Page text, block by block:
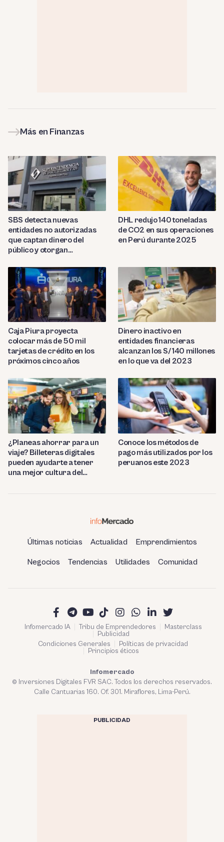
Más en Finanzas
SBS detecta nuevas
entidades no autorizadas
que captan dinero del
público y otorgan
DHL redujo 140 toneladas
de CO2 en sus operaciones
en Perú durante 2025
Caja Piura proyecta
colocar más de 50 mil
tarjetas de crédito en los
próximos cinco años
Dinero inactivo en
entidades financieras
alcanzan los S/ 140 millones
en lo que va del 2023
¿Planeas ahorrar para un
viaje? Billeteras digitales
pueden ayudarte a tener
una mejor cultura del
Conoce los métodos de
pago más utilizados por los
peruanos este 2023
Últimas noticias Actualidad Emprendimientos
Negocios Tendencias Utilidades Comunidad
Infomercado IA Tribu de Emprendedores
Masterclass
Publicidad
Condiciones Generales
Políticas de privacidad
Principios éticos
Infomercado
© Inversiones Digitales FVR SAC. Todos los derechos reservados.
Calle Cantuarias 160. Of. 301. Miraflores, Lima-Perú.
PUBLICIDAD